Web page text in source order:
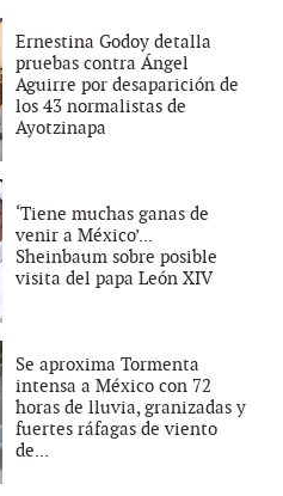
Ernestina Godoy detalla
pruebas contra Ángel
Aguirre por desaparición de
los 43 normalistas de
Ayotzinapa
‘Tiene muchas ganas de
venir a México’...
Sheinbaum sobre posible
visita del papa León XIV
Se aproxima Tormenta
intensa a México con 72
horas de lluvia, granizadas y
fuertes ráfagas de viento
de...